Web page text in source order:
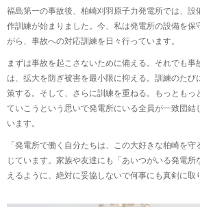
福島第一の事故後、柏崎刈羽原子力発電所では、設
作訓練が始まりました。今、私は発電所の設備を保
がら、事故への対応訓練を日々行っています。
まずは事故を起こさないために備える。それでも事
は、拡大を防ぎ被害を最小限に抑える。訓練のたび
策する。そして、さらに訓練を重ねる。もっともっ
ていこうという思いで発電所にいる全員が一致団結
います。
「発電所で働く自分たちは、この大好きな柏崎を
じています。家族や友達にも「あいつがいる発電所
えるように、絶対に妥協しないで何事にも真剣に取